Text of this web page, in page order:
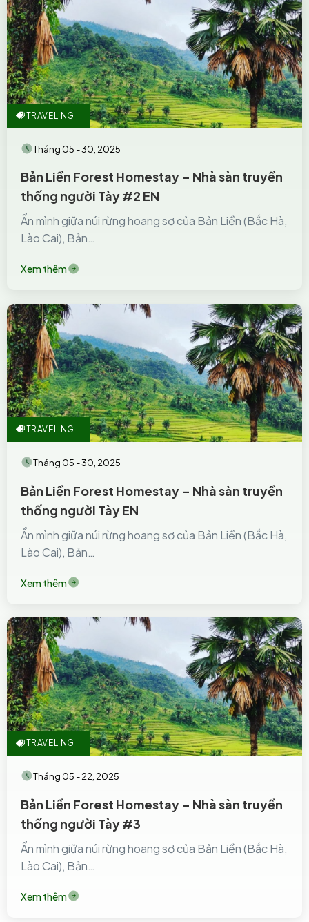
TRAVELING
Tháng 05 - 30, 2025
Bản Liền Forest Homestay – Nhà sàn truyền
thống người Tày #2 EN
Ẩn mình giữa núi rừng hoang sơ của Bản Liền (Bắc Hà,
Lào Cai), Bản…
Xem thêm
TRAVELING
Tháng 05 - 30, 2025
Bản Liền Forest Homestay – Nhà sàn truyền
thống người Tày EN
Ẩn mình giữa núi rừng hoang sơ của Bản Liền (Bắc Hà,
Lào Cai), Bản…
Xem thêm
TRAVELING
Tháng 05 - 22, 2025
Bản Liền Forest Homestay – Nhà sàn truyền
thống người Tày #3
Ẩn mình giữa núi rừng hoang sơ của Bản Liền (Bắc Hà,
Lào Cai), Bản…
Xem thêm